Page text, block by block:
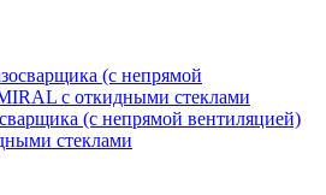
(с непрямой вентиляцией)
стеклами